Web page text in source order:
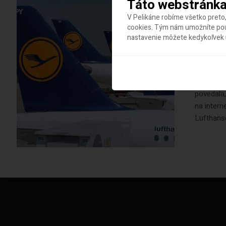
31. júla
na
Táto
V Pelikáne robíme všetko
cookies. Tým nám umožníte
nastavenie môžete